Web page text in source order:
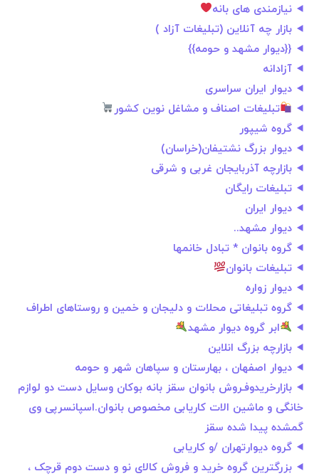
نیازمندی های بانه
بازار چه آنلاین (تبلیغات آزاد )
{{دیوار مشهد و حومه}}
آزادانه
دیوار ایران سراسری
تبلیغات اصناف و مشاغل نوین کشور
گروه شیپور
دیوار بزرگ نشتیفان(خراسان)
بازارچه آذربایجان غربی و شرقی
تبلیغات رایگان
دیوار ایران
دیوار مشهد..
گروه بانوان * تبادل خانمها
تبلیغات بانوان
دیوار زواره
گروه تبلیغاتی محلات و دلیجان و خمین و روستاهای اطراف
ابر گروه دیوار مشهد
بازارچه بزرگ انلاین
دیوار اصفهان ، بهارستان و سپاهان شهر و حومه
بازارخریدوفـروش بانوان سقز بانه بوکان وسایل دست دو لوازم
خانگی و ماشین الات کاریابی مخصوص بانوان.اسپانسرپی وی
گمشده پیدا شده سقز
گروه دیوارتهران /و کاریابی
بزرگترین گروه خرید و فروش کالای نو و دست دوم قرچک ،